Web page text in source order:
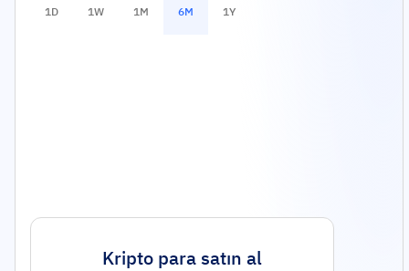
1D 1W 1M 6M 1Y
Kripto para satın al